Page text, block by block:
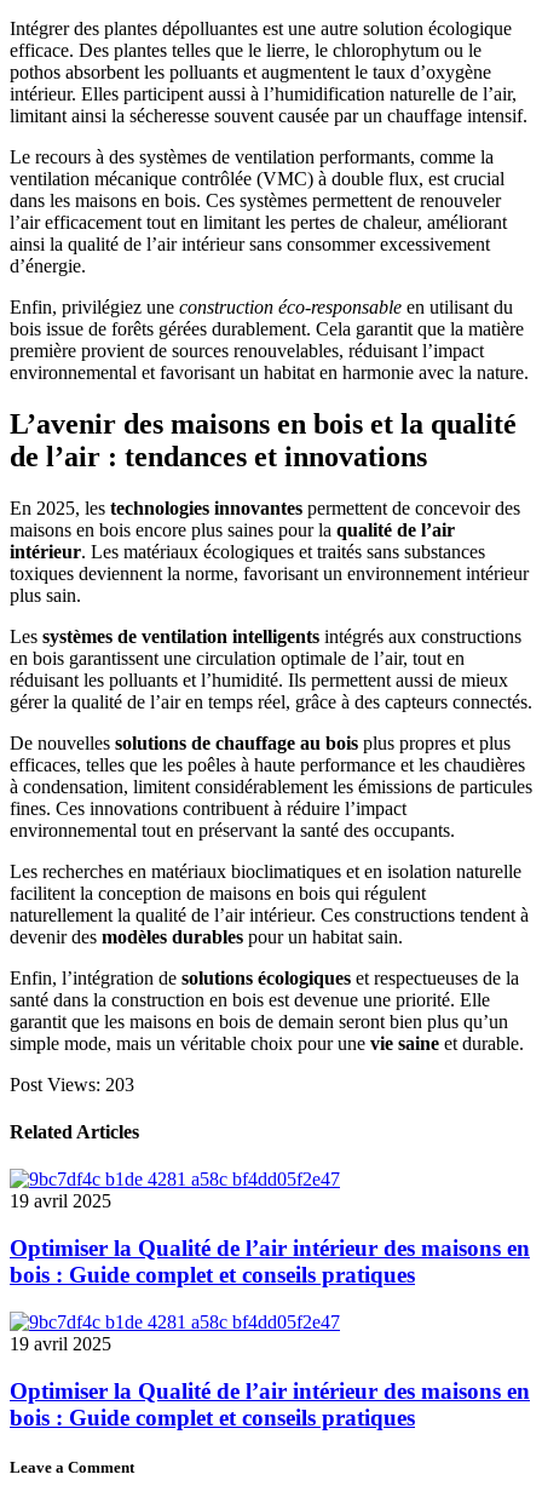
Intégrer des plantes dépolluantes est une autre solution écologique
efficace. Des plantes telles que le lierre, le chlorophytum ou le
pothos absorbent les polluants et augmentent le taux d’oxygène
intérieur. Elles participent aussi à l’humidification naturelle de l’air,
limitant ainsi la sécheresse souvent causée par un chauffage intensif.
Le recours à des systèmes de ventilation performants, comme la
ventilation mécanique contrôlée (VMC) à double flux, est crucial
dans les maisons en bois. Ces systèmes permettent de renouveler
l’air efficacement tout en limitant les pertes de chaleur, améliorant
ainsi la qualité de l’air intérieur sans consommer excessivement
d’énergie.
Enfin, privilégiez une construction éco-responsable en utilisant du
bois issue de forêts gérées durablement. Cela garantit que la matière
première provient de sources renouvelables, réduisant l’impact
environnemental et favorisant un habitat en harmonie avec la nature.
L’avenir des maisons en bois et la qualité
de l’air : tendances et innovations
En 2025, les technologies innovantes permettent de concevoir des
maisons en bois encore plus saines pour la qualité de l’air
intérieur. Les matériaux écologiques et traités sans substances
toxiques deviennent la norme, favorisant un environnement intérieur
plus sain.
Les systèmes de ventilation intelligents intégrés aux constructions
en bois garantissent une circulation optimale de l’air, tout en
réduisant les polluants et l’humidité. Ils permettent aussi de mieux
gérer la qualité de l’air en temps réel, grâce à des capteurs connectés.
De nouvelles solutions de chauffage au bois plus propres et plus
efficaces, telles que les poêles à haute performance et les chaudières
à condensation, limitent considérablement les émissions de particules
fines. Ces innovations contribuent à réduire l’impact
environnemental tout en préservant la santé des occupants.
Les recherches en matériaux bioclimatiques et en isolation naturelle
facilitent la conception de maisons en bois qui régulent
naturellement la qualité de l’air intérieur. Ces constructions tendent à
devenir des modèles durables pour un habitat sain.
Enfin, l’intégration de solutions écologiques et respectueuses de la
santé dans la construction en bois est devenue une priorité. Elle
garantit que les maisons en bois de demain seront bien plus qu’un
simple mode, mais un véritable choix pour une vie saine et durable.
Post Views: 203
Related Articles
19 avril 2025
Optimiser la Qualité de l’air intérieur des maisons en
bois : Guide complet et conseils pratiques
19 avril 2025
Optimiser la Qualité de l’air intérieur des maisons en
bois : Guide complet et conseils pratiques
Leave a Comment